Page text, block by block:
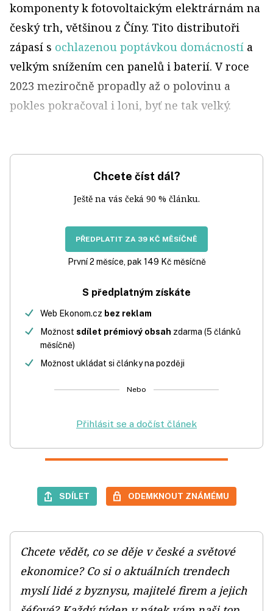
komponenty k fotovoltaickým elektrárnám na
český trh, většinou z Číny. Tito distributoři
zápasí s ochlazenou poptávkou domácností a
velkým snížením cen panelů i baterií. V roce
2023 meziročně propadly až o polovinu a
pokles pokračoval i loni, byť ne tak velký.
Chcete číst dál?
Ještě na vás čeká 90 % článku.
PŘEDPLATIT ZA 39 KČ MĚSÍČNĚ
První 2 měsíce, pak 149 Kč měsíčně
S předplatným získáte
Web Ekonom.cz bez reklam
Možnost sdílet prémiový obsah zdarma (5 článků
měsíčně)
Možnost ukládat si články na později
Nebo
Přihlásit se a dočíst článek
SDÍLET ODEMKNOUT ZNÁMÉMU
Chcete vědět, co se děje v české a světové
ekonomice? Co si o aktuálních trendech
myslí lidé z byznysu, majitelé firem a jejich